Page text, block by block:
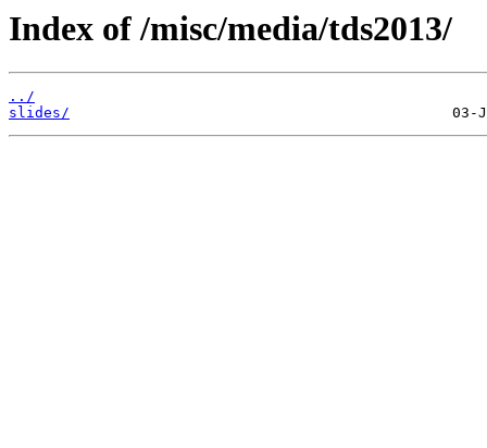
Index of /misc/media/tds2013/
../
slides/